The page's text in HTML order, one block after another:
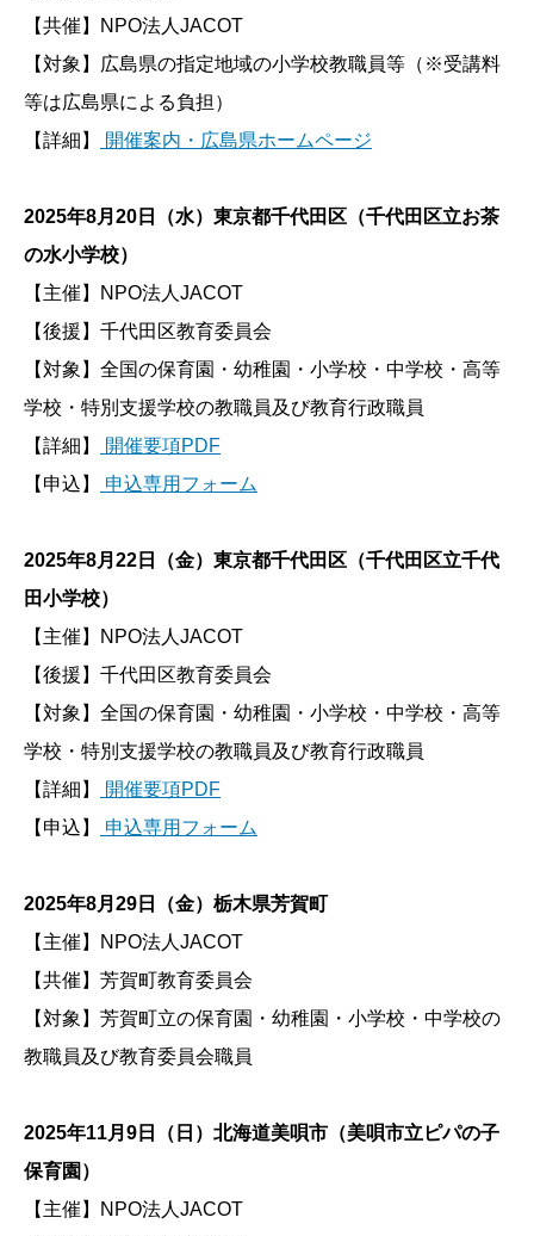
【共催】NPO法人JACOT
【対象】広島県の指定地域の小学校教職員等（※受講料
等は広島県による負担）
【詳細】
開催案内・広島県ホームページ
2025年8月20日（水）東京都千代田区（千代田区立お茶
の水小学校）
【主催】NPO法人JACOT
【後援】千代田区教育委員会
【対象】全国の保育園・幼稚園・小学校・中学校・高等
学校・特別支援学校の教職員及び教育行政職員
【詳細】
開催要項PDF
【申込】
申込専用フォーム
2025年8月22日（金）東京都千代田区（千代田区立千代
田小学校）
【主催】NPO法人JACOT
【後援】千代田区教育委員会
【対象】全国の保育園・幼稚園・小学校・中学校・高等
学校・特別支援学校の教職員及び教育行政職員
【詳細】
開催要項PDF
【申込】
申込専用フォーム
2025年8月29日（金）栃木県芳賀町
【主催】NPO法人JACOT
【共催】芳賀町教育委員会
【対象】芳賀町立の保育園・幼稚園・小学校・中学校の
教職員及び教育委員会職員
2025年11月9日（日）北海道美唄市（美唄市立ピパの子
保育園）
【主催】NPO法人JACOT